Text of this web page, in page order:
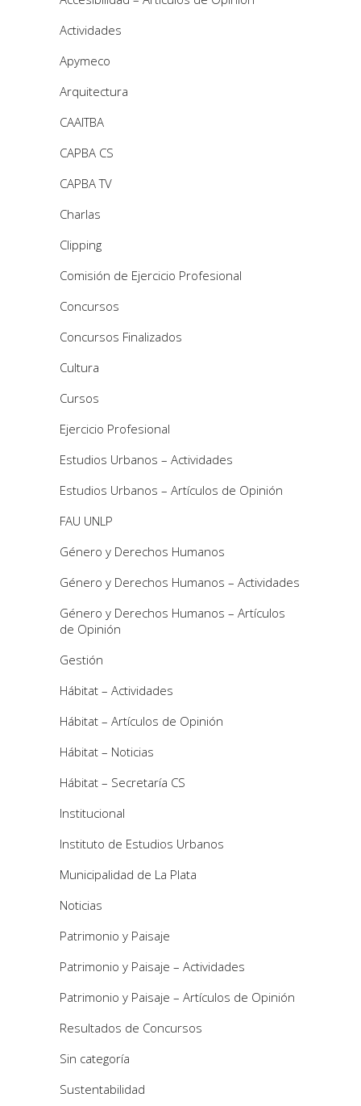
Actividades
Apymeco
Arquitectura
CAAITBA
CAPBA CS
CAPBA TV
Charlas
Clipping
Comisión de Ejercicio Profesional
Concursos
Concursos Finalizados
Cultura
Cursos
Ejercicio Profesional
Estudios Urbanos – Actividades
Estudios Urbanos – Artículos de Opinión
FAU UNLP
Género y Derechos Humanos
Género y Derechos Humanos – Actividades
Género y Derechos Humanos – Artículos
de Opinión
Gestión
Hábitat – Actividades
Hábitat – Artículos de Opinión
Hábitat – Noticias
Hábitat – Secretaría CS
Institucional
Instituto de Estudios Urbanos
Municipalidad de La Plata
Noticias
Patrimonio y Paisaje
Patrimonio y Paisaje – Actividades
Patrimonio y Paisaje – Artículos de Opinión
Resultados de Concursos
Sin categoría
Sustentabilidad